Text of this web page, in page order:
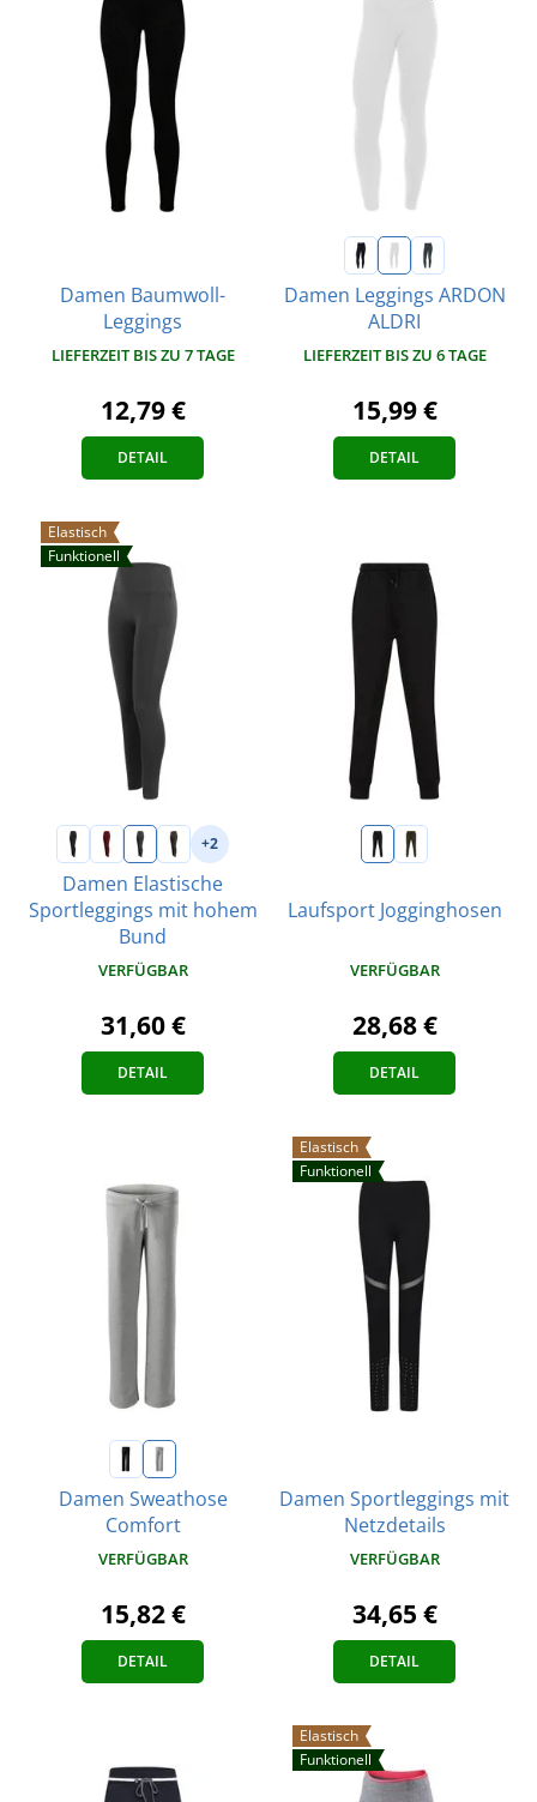
Damen Baumwoll-
Leggings
LIEFERZEIT BIS ZU 7 TAGE
12,79 €
DETAIL
Damen Leggings ARDON
ALDRI
LIEFERZEIT BIS ZU 6 TAGE
15,99 €
DETAIL
Elastisch
Funktionell
+2
Damen Elastische
Sportleggings mit hohem
Bund
VERFÜGBAR
31,60 €
DETAIL
Laufsport Jogginghosen
VERFÜGBAR
28,68 €
DETAIL
Damen Sweathose
Comfort
VERFÜGBAR
15,82 €
DETAIL
Elastisch
Funktionell
Damen Sportleggings mit
Netzdetails
VERFÜGBAR
34,65 €
DETAIL
Elastisch
Funktionell